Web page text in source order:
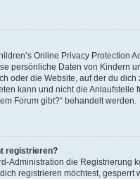
Online Privacy Protection
persönliche Daten von Kindern
oder die Website, auf der du
kann und nicht die
Forum gibt?“ behandelt werden.
registrieren?
Administration die Registrierung
registrieren möchtest,